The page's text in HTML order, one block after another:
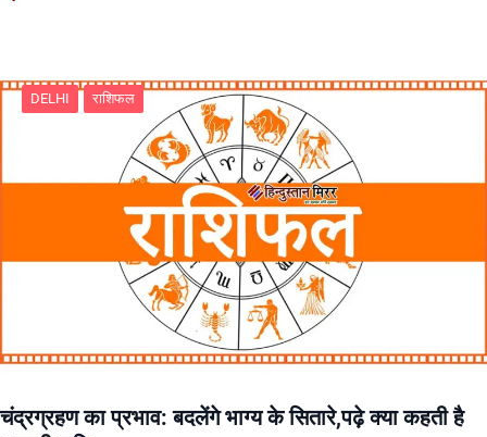
DELHI राशिफल
चंद्रग्रहण का प्रभाव: बदलेंगे भाग्य के सितारे,पढ़े क्या कहती है